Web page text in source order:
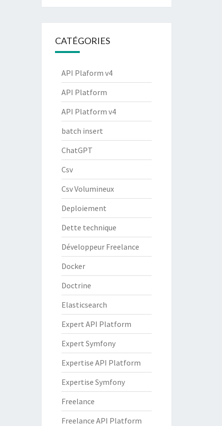
CATÉGORIES
API Plaform v4
API Platform
API Platform v4
batch insert
ChatGPT
Csv
Csv Volumineux
Deploiement
Dette technique
Développeur Freelance
Docker
Doctrine
Elasticsearch
Expert API Platform
Expert Symfony
Expertise API Platform
Expertise Symfony
Freelance
Freelance API Platform